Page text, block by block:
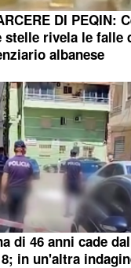
DI PEQIN:
stelle rivela le falle
albanese
di 46 anni cade
in un'altra